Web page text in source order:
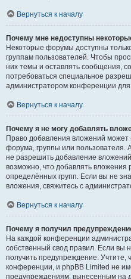
Вернуться к началу
Почему мне недоступны
Некоторые форумы доступны
группам пользователей. Чтобы
них темы и оставлять сообщения,
потребоваться специальное
администратором конференции
Вернуться к началу
Почему я не могу добавлять
Право добавления вложений может
форума, группы или
не разрешить добавление
возможно, что добавлять вложения
определённых групп. Если вы не
вложения, свяжитесь с
Вернуться к началу
Почему я получил
На каждой конференции
собственный свод правил. Если вы
получить предупреждение.
конференции, и phpBB Limited не
предупреждениям, вынесенным на